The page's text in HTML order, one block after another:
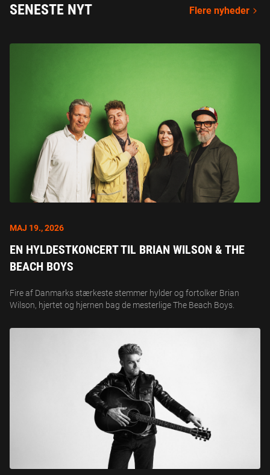
SENESTE NYT Flere nyheder
MAJ 19., 2026
EN HYLDESTKONCERT TIL BRIAN WILSON & THE
BEACH BOYS
Fire af Danmarks stærkeste stemmer hylder og fortolker Brian
Wilson, hjertet og hjernen bag de mesterlige The Beach Boys.